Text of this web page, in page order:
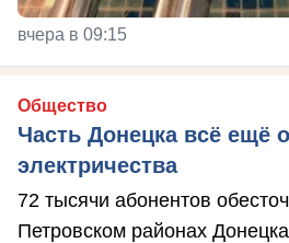
вчера в 09:15
Общество
Часть Донецка всё ещё
электричества
72 тысячи абонентов
Петровском районах Донецка